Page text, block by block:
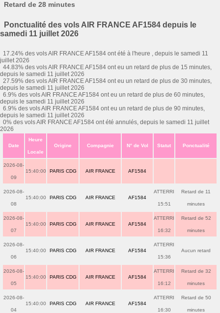
Retard de 28 minutes
Ponctualité des vols AIR FRANCE AF1584 depuis le
samedi 11 juillet 2026
17.24% des vols AIR FRANCE AF1584 ont été à l'heure , depuis le samedi 11
juillet 2026
44.83% des vols AIR FRANCE AF1584 ont eu un retard de plus de 15 minutes,
depuis le samedi 11 juillet 2026
27.59% des vols AIR FRANCE AF1584 ont eu un retard de plus de 30 minutes,
depuis le samedi 11 juillet 2026
6.9% des vols AIR FRANCE AF1584 ont eu un retard de plus de 60 minutes,
depuis le samedi 11 juillet 2026
6.9% des vols AIR FRANCE AF1584 ont eu un retard de plus de 90 minutes,
depuis le samedi 11 juillet 2026
0% des vols AIR FRANCE AF1584 ont été annulés, depuis le samedi 11 juillet
2026
Date
Heure
Locale
Origine Compagnie N° de Vol Statut Ponctualité
2026-08-
09
15:40:00 PARIS CDG AIR FRANCE AF1584
2026-08-
08
15:40:00 PARIS CDG AIR FRANCE AF1584
ATTERRI
15:51
Retard de 11
minutes
2026-08-
07
15:40:00 PARIS CDG AIR FRANCE AF1584
ATTERRI
16:32
Retard de 52
minutes
2026-08-
06
15:40:00 PARIS CDG AIR FRANCE AF1584
ATTERRI
15:36
Aucun retard
2026-08-
05
15:40:00 PARIS CDG AIR FRANCE AF1584
ATTERRI
16:12
Retard de 32
minutes
2026-08-
04
15:40:00 PARIS CDG AIR FRANCE AF1584
ATTERRI
16:30
Retard de 50
minutes